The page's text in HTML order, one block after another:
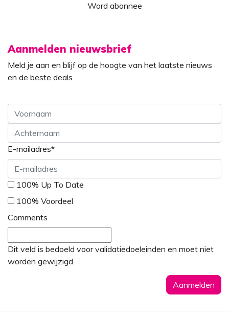
Word abonnee
Aanmelden nieuwsbrief
Meld je aan en blijf op de hoogte van het laatste nieuws
en de beste deals.
Voornaam
Achternaam
E-mailadres*
* 100% Up To Date
100% Voordeel
Comments
Dit veld is bedoeld voor validatiedoeleinden en moet niet
worden gewijzigd.